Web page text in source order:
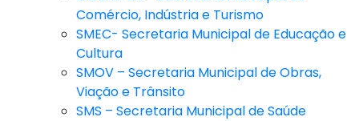
Comércio, Indústria e Turismo
SMEC- Secretaria Municipal de Educação e
Cultura
SMOV – Secretaria Municipal de Obras,
Viação e Trânsito
SMS – Secretaria Municipal de Saúde